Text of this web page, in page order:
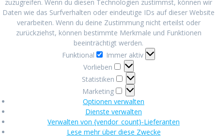
zuzugreifen. Wenn du diesen Technologien zustimmst, können wir
Daten wie das Surfverhalten oder eindeutige IDs auf dieser Website
verarbeiten. Wenn du deine Zustimmung nicht erteilst oder
zurückziehst, können bestimmte Merkmale und Funktionen
beeinträchtigt werden.
Funktional
Funktional
Immer aktiv
Vorlieben
Vorlieben
Statistiken Statistiken
Marketing Marketing
Optionen verwalten
Dienste verwalten
Verwalten von {vendor_count}-Lieferanten
Lese mehr über diese Zwecke